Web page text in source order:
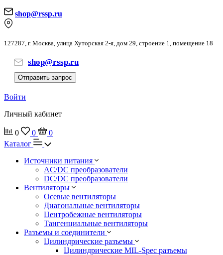
shop@rssp.ru
127287, г. Москва, улица Хуторская 2-я, дом 29, строение 1, помещение 18
shop@rssp.ru
Отправить запрос
Войти
Личный кабинет
0 0
0
Каталог
Источники питания
AC/DC преобразователи
DC/DC преобразователи
Вентиляторы
Осевые вентиляторы
Диагональные вентиляторы
Центробежные вентиляторы
Тангенциальные вентиляторы
Разъемы и соединители
Цилиндрические разъемы
Цилиндрические MIL-Spec разъемы